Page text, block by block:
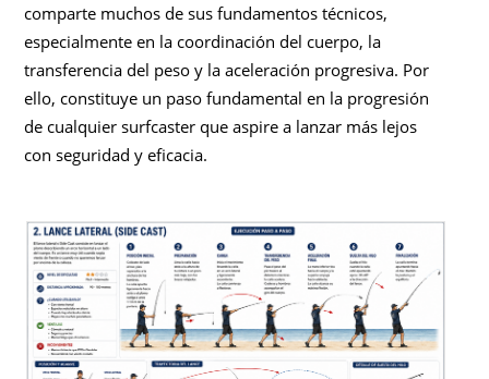
comparte muchos de sus fundamentos técnicos,
especialmente en la coordinación del cuerpo, la
transferencia del peso y la aceleración progresiva. Por
ello, constituye un paso fundamental en la progresión
de cualquier surfcaster que aspire a lanzar más lejos
con seguridad y eficacia.